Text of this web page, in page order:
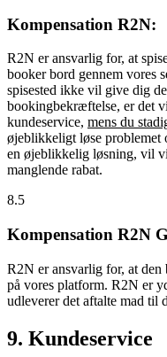
Kompensation R2N:
R2N er ansvarlig for, at
booker bord gennem vores
spisested ikke vil give dig
bookingbekræftelse, er det
kundeservice, mens du
øjeblikkeligt løse problemet
en øjeblikkelig løsning, vil
manglende rabat.
8.5
Kompensation R2N
R2N er ansvarlig for, at den
på vores platform. R2N er
udleverer det aftalte mad til
9. Kundeservice